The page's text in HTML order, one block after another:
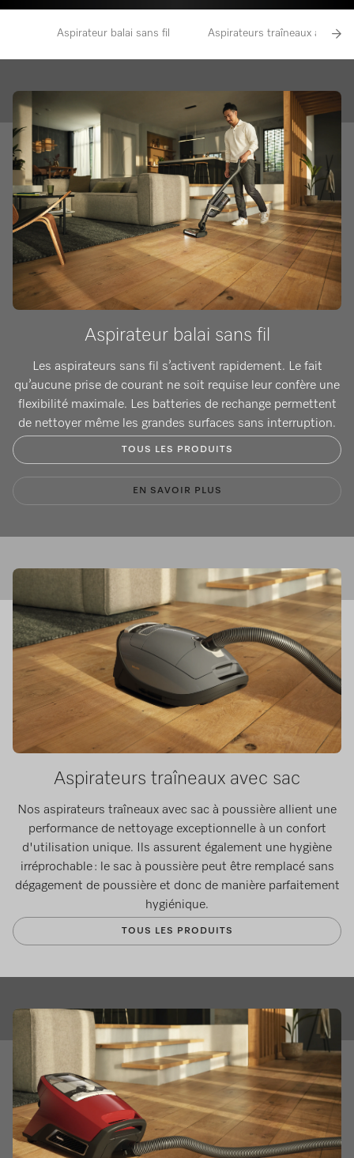
Aspirateur balai sans fil Aspirateurs traîneaux avec
Aspirateur balai sans fil
Les aspirateurs sans fil s’activent rapidement. Le fait
qu’aucune prise de courant ne soit requise leur confère une
flexibilité maximale. Les batteries de rechange permettent
de nettoyer même les grandes surfaces sans interruption.
TOUS LES PRODUITS
EN SAVOIR PLUS
Aspirateurs traîneaux avec sac
Nos aspirateurs traîneaux avec sac à poussière allient une
performance de nettoyage exceptionnelle à un confort
d'utilisation unique. Ils assurent également une hygiène
irréprochable : le sac à poussière peut être remplacé sans
dégagement de poussière et donc de manière parfaitement
hygiénique.
TOUS LES PRODUITS